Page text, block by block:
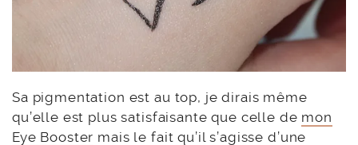
Sa pigmentation est au top, je dirais même
qu’elle est plus satisfaisante que celle de mon
Eye Booster mais le fait qu’il s’agisse d’une